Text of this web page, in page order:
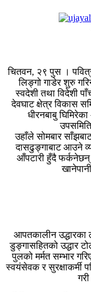
चितवन, २९ पुस । पवित्र
लिङ्गो गाडेर शुरु
स्वदेशी तथा विदेशी
देवघाट क्षेत्र विकास
धीरनबाबु
उहाँले सोमबार
दासढुङ्गाबाट आउने
आँपटारी हुँदै फर्कनेछन्
आपतकालीन उद्धारका
डुङ्गासहितको उद्धार
पुलको मर्मत सम्भार
स्वयंसेवक र सुरक्षाकर्मी